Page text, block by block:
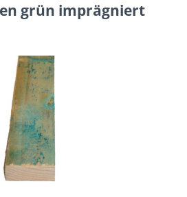
grün imprägniert